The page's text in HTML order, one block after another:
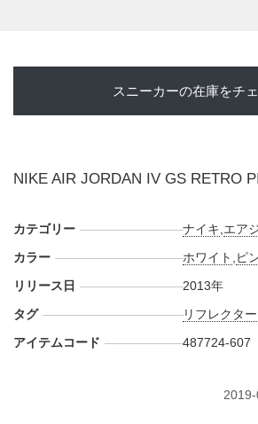
スニーカーの在庫をチ
NIKE AIR JORDAN IV GS RETRO
カテゴリー ナイキ エア
カラー
ホワイト ピ
リリース日
2013年
タグ
リフレクター
アイテムコード
487724-607